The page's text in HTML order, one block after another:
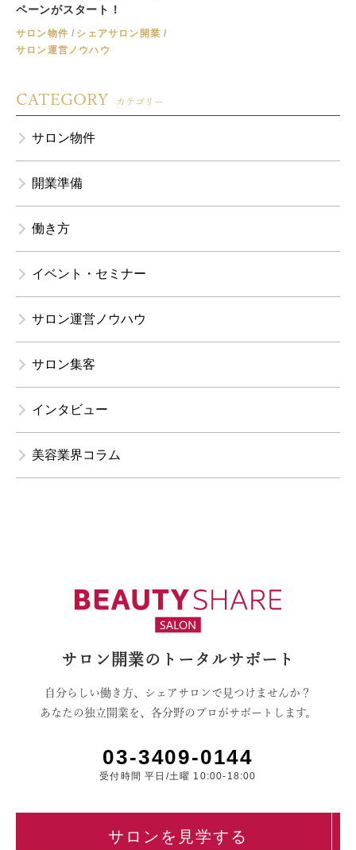
ペーンがスタート！
サロン物件
シェアサロン開業
サロン運営ノウハウ
CATEGORY カテゴリー
サロン物件
開業準備
働き方
イベント・セミナー
サロン運営ノウハウ
サロン集客
インタビュー
美容業界コラム
サロン開業のトータルサポート
自分らしい働き方、シェアサロンで見つけませんか？
あなたの独立開業を、各分野のプロがサポートします。
03-3409-0144
受付時間 平日/土曜 10:00-18:00
サロンを見学する